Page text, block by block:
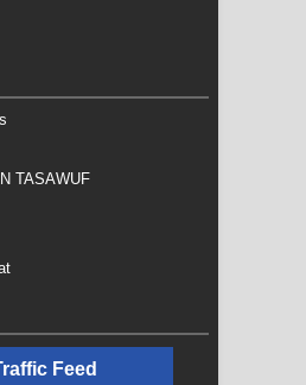
TASAWUF
Feed